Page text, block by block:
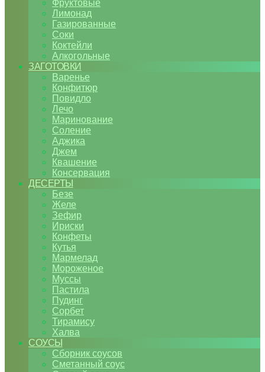
Фруктовые
Лимонад
Газированные
Соки
Коктейли
Алкогольные
ЗАГОТОВКИ
Варенье
Конфитюр
Повидло
Лечо
Маринование
Соление
Аджика
Джем
Квашение
Консервация
ДЕСЕРТЫ
Безе
Желе
Зефир
Ириски
Конфеты
Кутья
Мармелад
Мороженое
Муссы
Пастила
Пудинг
Сорбет
Тирамису
Халва
СОУСЫ
Сборник соусов
Сметанный соус